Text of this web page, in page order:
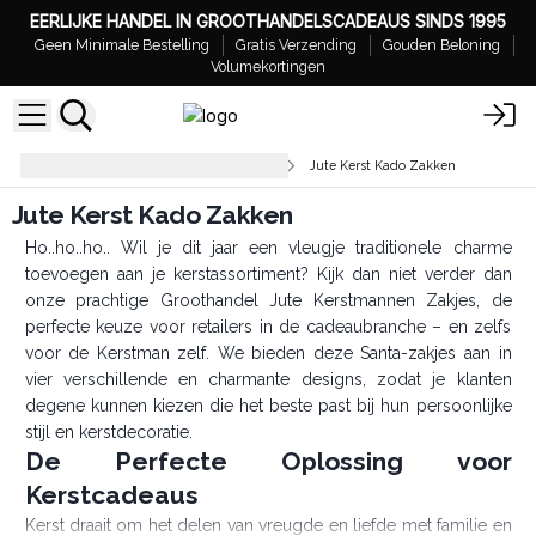
EERLIJKE HANDEL IN GROOTHANDELSCADEAUS SINDS 1995
Geen Minimale Bestelling Gratis Verzending
Gouden Beloning
Volumekortingen
Jute Kerst Kado Zakken
Jute Kerst Kado Zakken
Ho..ho..ho.. Wil je dit jaar een vleugje traditionele charme
toevoegen aan je kerstassortiment? Kijk dan niet verder dan
onze prachtige Groothandel Jute Kerstmannen Zakjes, de
perfecte keuze voor retailers in de cadeaubranche – en zelfs
voor de Kerstman zelf. We bieden deze Santa-zakjes aan in
vier verschillende en charmante designs, zodat je klanten
degene kunnen kiezen die het beste past bij hun persoonlijke
stijl en kerstdecoratie.
De Perfecte Oplossing voor
Kerstcadeaus
Kerst draait om het delen van vreugde en liefde met familie en